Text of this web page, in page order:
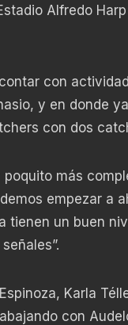
Alfredo
con
y en donde
con dos
más
empezar a
tienen un buen
Karla
con